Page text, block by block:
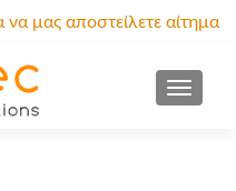
να μας αποστείλετε αίτημα
προσφοράς.
MENU